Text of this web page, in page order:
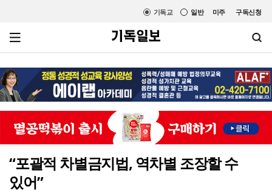
미주 구독신청
일반
기독교
“포괄적 차별금지법, 역차별 조장할 수
있어”